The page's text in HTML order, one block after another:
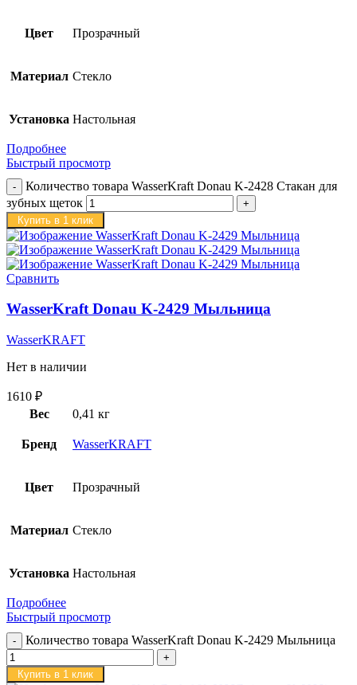
Цвет Прозрачный
Материал Стекло
Установка Настольная
Подробнее
Быстрый просмотр
Количество товара WasserKraft Donau K-2428 Стакан для
зубных щеток
Купить в 1 клик
Сравнить
WasserKraft Donau K-2429 Мыльница
WasserKRAFT
Нет в наличии
1610 ₽
Вес
0,41 кг
Бренд WasserKRAFT
Цвет Прозрачный
Материал Стекло
Установка Настольная
Подробнее
Быстрый просмотр
Количество товара WasserKraft Donau K-2429 Мыльница
Купить в 1 клик